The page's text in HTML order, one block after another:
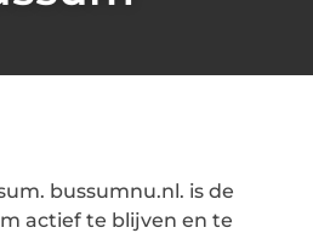
bussumnu.nl. is de
actief te blijven en te